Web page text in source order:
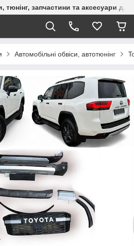
тюнінг, запчастини та аксесуари
Автомобільні обвіси, автотюнінг